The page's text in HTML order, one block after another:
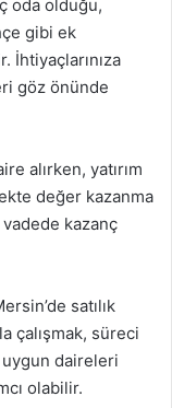
oda olduğu,
gibi ek
İhtiyaçlarınıza
göz önünde
alırken, yatırım
değer kazanma
kazanç
satılık
çalışmak, süreci
daireleri
olabilir.